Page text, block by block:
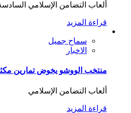
ألعاب التضامن الإسلامي
قراءة المزيد
سماح جميل
الاخبار
منتخب الووشو يخوض تمارين
ألعاب التضامن الإسلامي
قراءة المزيد